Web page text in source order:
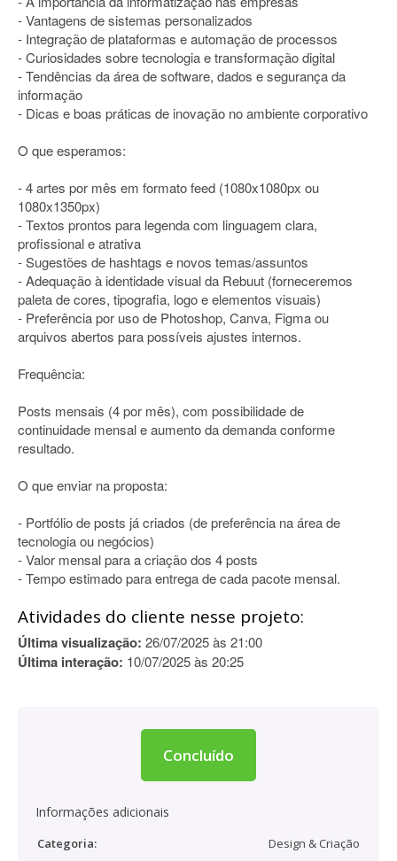
- Vantagens de sistemas personalizados
- Integração de plataformas e automação de processos
- Curiosidades sobre tecnologia e transformação digital
- Tendências da área de software, dados e segurança da
informação
- Dicas e boas práticas de inovação no ambiente corporativo
O que esperamos:
- 4 artes por mês em formato feed (1080x1080px ou
1080x1350px)
- Textos prontos para legenda com linguagem clara,
profissional e atrativa
- Sugestões de hashtags e novos temas/assuntos
- Adequação à identidade visual da Rebuut (forneceremos
paleta de cores, tipografia, logo e elementos visuais)
- Preferência por uso de Photoshop, Canva, Figma ou
arquivos abertos para possíveis ajustes internos.
Frequência:
Posts mensais (4 por mês), com possibilidade de
continuidade mensal e aumento da demanda conforme
resultado.
O que enviar na proposta:
- Portfólio de posts já criados (de preferência na área de
tecnologia ou negócios)
- Valor mensal para a criação dos 4 posts
- Tempo estimado para entrega de cada pacote mensal.
Atividades do cliente nesse projeto:
Última visualização: 26/07/2025 às 21:00
Última interação: 10/07/2025 às 20:25
Concluído
Informações adicionais
Categoria:
Design & Criação